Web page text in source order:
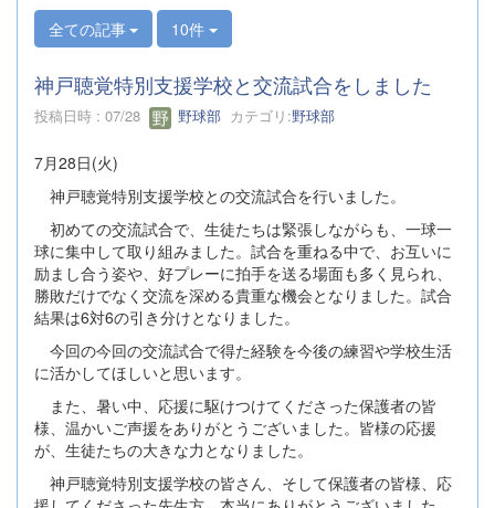
全ての記事 10件
神戸聴覚特別支援学校と交流試合をしました
投稿日時 : 07/28 野球部 カテゴリ:野球部
7月28日(火)
神戸聴覚特別支援学校との交流試合を行いました。
初めての交流試合で、生徒たちは緊張しながらも、一球一
球に集中して取り組みました。試合を重ねる中で、お互いに
励まし合う姿や、好プレーに拍手を送る場面も多く見られ、
勝敗だけでなく交流を深める貴重な機会となりました。試合
結果は6対6の引き分けとなりました。
今回の今回の交流試合で得た経験を今後の練習や学校生活
に活かしてほしいと思います。
また、暑い中、応援に駆けつけてくださった保護者の皆
様、温かいご声援をありがとうございました。皆様の応援
が、生徒たちの大きな力となりました。
神戸聴覚特別支援学校の皆さん、そして保護者の皆様、応